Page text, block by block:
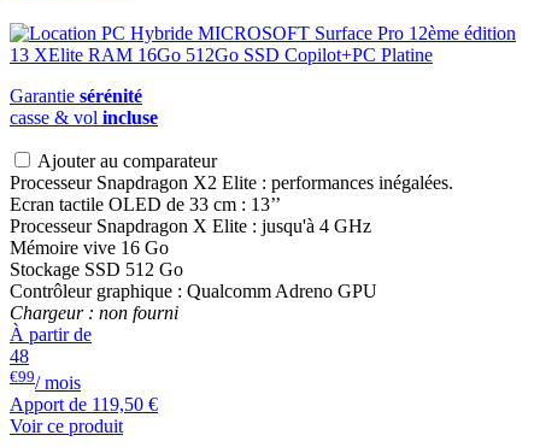
Garantie sérénité
casse & vol incluse
Ajouter au comparateur
Processeur Snapdragon X2 Elite : performances inégalées.
Ecran tactile OLED de 33 cm : 13’’
Processeur Snapdragon X Elite : jusqu'à 4 GHz
Mémoire vive 16 Go
Stockage SSD 512 Go
Contrôleur graphique : Qualcomm Adreno GPU
Chargeur : non fourni
À partir de
48
€99/ mois
Apport de 119,50 €
Voir ce produit